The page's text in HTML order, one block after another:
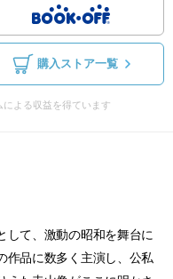
購入ストア一覧
よる収益を得ています
して、激動の昭和を舞台に
作品に数多く主演し、公私